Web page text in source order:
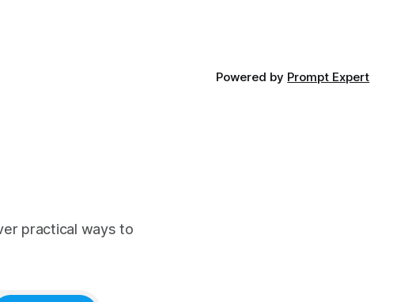
Powered by Prompt Expert
practical ways to